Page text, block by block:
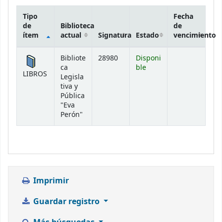
Existencias
Tipo
de
ítem
Biblioteca
actual
Signatura Estado
Fecha
de
vencimiento
LIBROS
Bibliote
ca
Legisla
tiva y
Pública
"Eva
Perón"
28980
Disponi
ble
Imprimir
Guardar registro